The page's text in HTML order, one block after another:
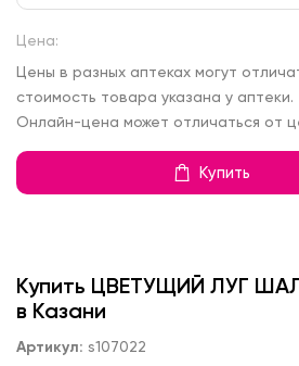
Цена:
Цены в разных аптеках могут
стоимость товара указана у аптеки.
Онлайн-цена может отличаться от
Купить
Купить ЦВЕТУЩИЙ ЛУГ
в Казани
Артикул: s107022